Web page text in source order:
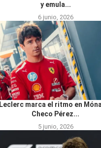
y emula...
6 junio, 2026
Leclerc marca el ritmo en
Checo Pérez...
5 junio, 2026